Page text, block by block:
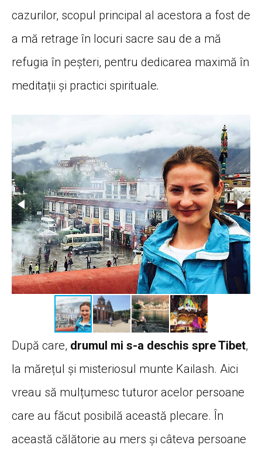
cazurilor, scopul principal al acestora a fost de
a mă retrage în locuri sacre sau de a mă
refugia în peșteri, pentru dedicarea maximă în
meditații și practici spirituale.
După care, drumul mi s-a deschis spre Tibet,
la mărețul și misteriosul munte Kailash. Aici
vreau să mulțumesc tuturor acelor persoane
care au făcut posibilă această plecare. În
această călătorie au mers și câteva persoane